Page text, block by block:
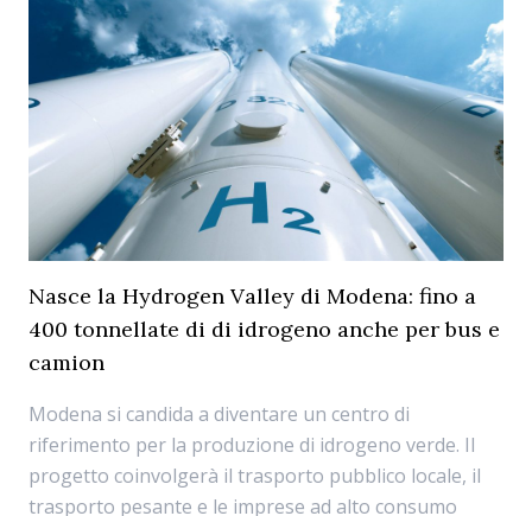
Nasce la Hydrogen Valley di Modena: fino a
400 tonnellate di di idrogeno anche per bus e
camion
Modena si candida a diventare un centro di
riferimento per la produzione di idrogeno verde. Il
progetto coinvolgerà il trasporto pubblico locale, il
trasporto pesante e le imprese ad alto consumo